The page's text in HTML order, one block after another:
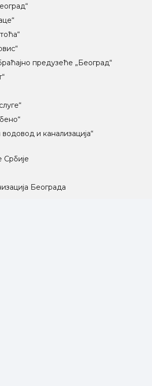
предузеће „Београд“
и канализација“
Србије
Београда
завод